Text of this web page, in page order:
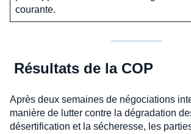
courante.
Résultats de la COP
Après deux semaines de négociations
manière de lutter contre la dégradation
désertification et la sécheresse, les